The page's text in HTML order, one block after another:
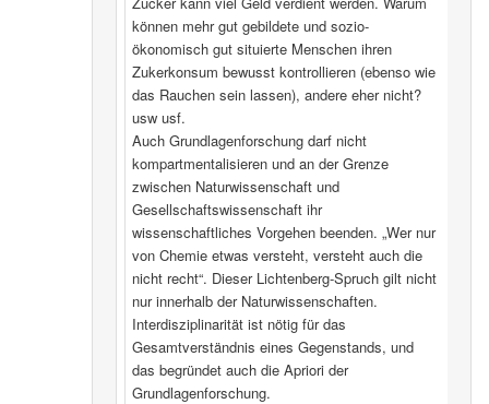
können mehr gut gebildete und sozio-
ökonomisch gut situierte Menschen ihren
Zukerkonsum bewusst kontrollieren (ebenso wie
das Rauchen sein lassen), andere eher nicht?
usw usf.
Auch Grundlagenforschung darf nicht
kompartmentalisieren und an der Grenze
zwischen Naturwissenschaft und
Gesellschaftswissenschaft ihr
wissenschaftliches Vorgehen beenden. „Wer nur
von Chemie etwas versteht, versteht auch die
nicht recht“. Dieser Lichtenberg-Spruch gilt nicht
nur innerhalb der Naturwissenschaften.
Interdisziplinarität ist nötig für das
Gesamtverständnis eines Gegenstands, und
das begründet auch die Apriori der
Grundlagenforschung.